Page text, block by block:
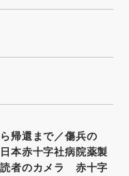
帰還まで／傷兵の
赤十字社病院薬製
者のカメラ 赤十字